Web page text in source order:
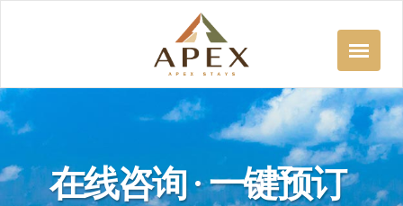
在线咨询 · 一键预订